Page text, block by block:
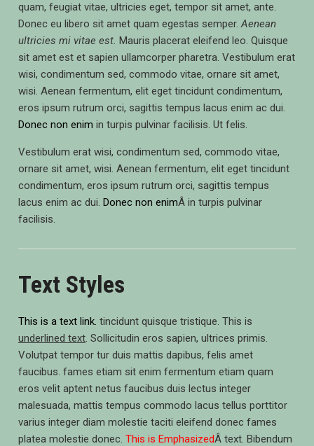
quam, feugiat vitae, ultricies eget, tempor sit amet, ante.
Donec eu libero sit amet quam egestas semper.Aenean
ultricies mi vitae est. Mauris placerat eleifend leo. Quisque
sit amet est et sapien ullamcorper pharetra. Vestibulum erat
wisi, condimentum sed, commodo vitae, ornare sit amet,
wisi. Aenean fermentum, elit eget tincidunt condimentum,
eros ipsum rutrum orci, sagittis tempus lacus enim ac dui.
Donec non enim in turpis pulvinar facilisis. Ut felis.
Vestibulum erat wisi, condimentum sed, commodo vitae,
ornare sit amet, wisi. Aenean fermentum, elit eget tincidunt
condimentum, eros ipsum rutrum orci, sagittis tempus
lacus enim ac dui. Donec non enimÂ in turpis pulvinar
facilisis.
Text Styles
This is a text link. tincidunt quisque tristique. This is
underlined text. Sollicitudin eros sapien, ultrices primis.
Volutpat tempor tur duis mattis dapibus, felis amet
faucibus. fames etiam sit enim fermentum etiam quam
eros velit aptent netus faucibus duis lectus integer
malesuada, mattis tempus commodo lacus tellus porttitor
varius integer diam molestie taciti eleifend donec fames
platea molestie donec. This is EmphasizedÂ text. Bibendum